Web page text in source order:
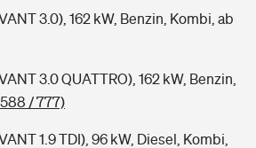
3.0), 162 kW, Benzin, Kombi, ab
3.0 QUATTRO), 162 kW, Benzin,
/ 777)
1.9 TDI), 96 kW, Diesel, Kombi,